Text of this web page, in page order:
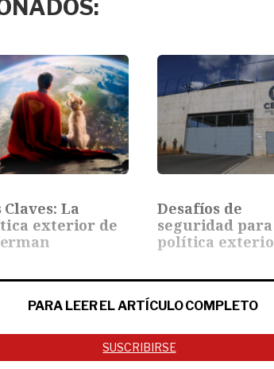
Claves: La
exterior de
Desafíos de
seguridad
política
PARA LEER EL ARTÍCULO COMPLETO
SUSCRIBIRSE